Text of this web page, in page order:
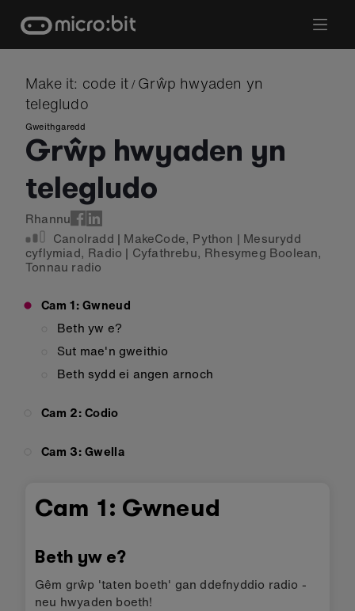
content
Make it: code it / Grŵp hwyaden yn
telegludo
Gweithgaredd
Grŵp hwyaden yn
telegludo
Rhannu
Canolradd | MakeCode, Python | Mesurydd
cyflymiad, Radio | Cyfathrebu, Rhesymeg Boolean,
Tonnau radio
Cam 1: Gwneud
Beth yw e?
Sut mae'n gweithio
Beth sydd ei angen arnoch
Cam 2: Codio
Cam 3: Gwella
Cam 1: Gwneud
Beth yw e?
Gêm grŵp 'taten boeth' gan ddefnyddio radio -
neu hwyaden boeth!